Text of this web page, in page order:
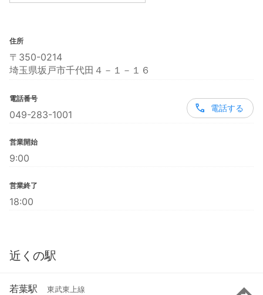
住所
〒350-0214
埼玉県坂戸市千代田４－１－１６
電話番号
049-283-1001
電話する
営業開始
9:00
営業終了
18:00
近くの駅
若葉駅 東武東上線